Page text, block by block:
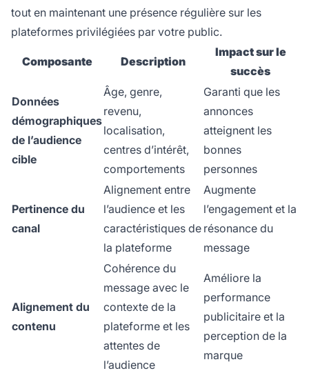
tout en maintenant une présence régulière sur les
plateformes privilégiées par votre public.
Composante Description
Impact sur le
succès
Données
démographiques
de l’audience
cible
Âge, genre,
revenu,
localisation,
centres d’intérêt,
comportements
Garanti que les
annonces
atteignent les
bonnes
personnes
Pertinence du
canal
Alignement entre
l’audience et les
caractéristiques de
la plateforme
Augmente
l’engagement et la
résonance du
message
Alignement du
contenu
Cohérence du
message avec le
contexte de la
plateforme et les
attentes de
l’audience
Améliore la
performance
publicitaire et la
perception de la
marque